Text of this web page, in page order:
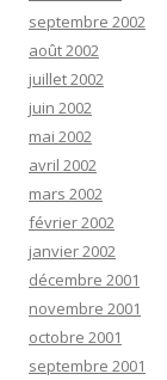
septembre 2002
août 2002
juillet 2002
juin 2002
mai 2002
avril 2002
mars 2002
février 2002
janvier 2002
décembre 2001
novembre 2001
octobre 2001
septembre 2001